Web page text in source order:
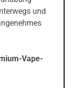
und
Vape-